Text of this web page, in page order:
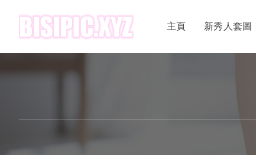
主頁 新秀人套圖